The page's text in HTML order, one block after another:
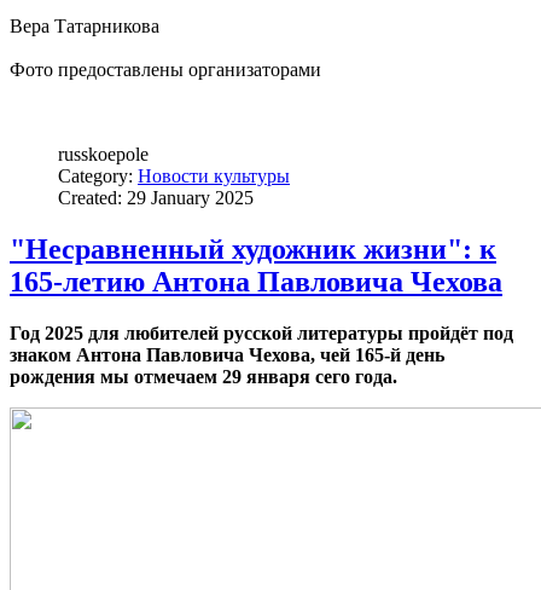
Вера Татарникова
Фото предоставлены организаторами
russkoepole
Category: Новости культуры
Created: 29 January 2025
"Несравненный художник жизни": к
165-летию Антона Павловича Чехова
Год 2025 для любителей русской литературы пройдёт под
знаком Антона Павловича Чехова, чей 165-й день
рождения мы отмечаем 29 января сего года.